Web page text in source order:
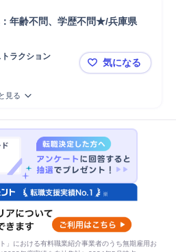
年齢不問、学歴不問★/兵庫県
ラクション
施工管理職
気になる
見る
」における有料職業紹介事業者のうち無期雇用お